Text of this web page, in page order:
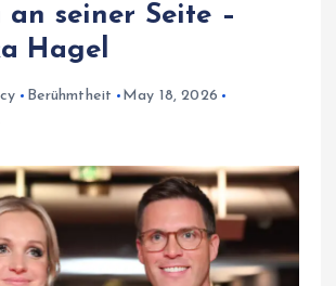
seiner Seite –
Hagel
Berühmtheit
May 18, 2026